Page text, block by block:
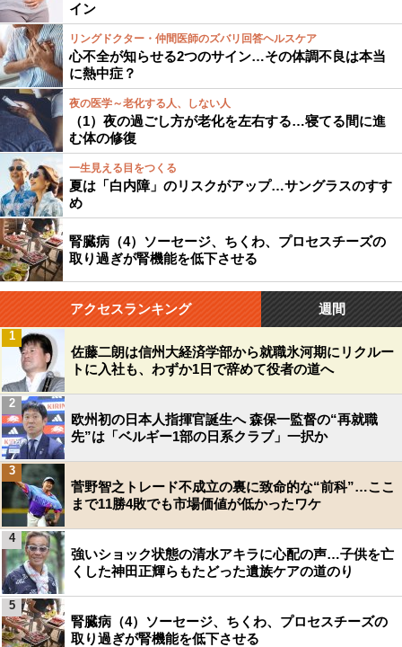
イン
リングドクター・仲間医師のズバリ回答ヘルスケア
心不全が知らせる2つのサイン…その体調不良は本当
に熱中症？
夜の医学～老化する人、しない人
（1）夜の過ごし方が老化を左右する…寝てる間に進
む体の修復
一生見える目をつくる
夏は「白内障」のリスクがアップ…サングラスのすす
め
腎臓病（4）ソーセージ、ちくわ、プロセスチーズの
取り過ぎが腎機能を低下させる
アクセスランキング 週間
佐藤二朗は信州大経済学部から就職氷河期にリクルー
トに入社も、わずか1日で辞めて役者の道へ
1
欧州初の日本人指揮官誕生へ 森保一監督の“再就職
先”は「ベルギー1部の日系クラブ」一択か
2
菅野智之トレード不成立の裏に致命的な“前科”…ここ
まで11勝4敗でも市場価値が低かったワケ
3
強いショック状態の清水アキラに心配の声…子供を亡
くした神田正輝らもたどった遺族ケアの道のり
4
腎臓病（4）ソーセージ、ちくわ、プロセスチーズの
取り過ぎが腎機能を低下させる
5